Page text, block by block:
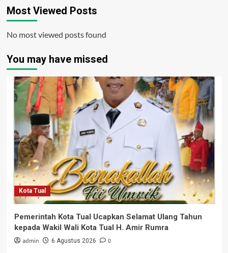
Most Viewed Posts
No most viewed posts found
You may have missed
Kota Tual
Pemerintah Kota Tual Ucapkan Selamat Ulang Tahun
kepada Wakil Wali Kota Tual H. Amir Rumra
admin 6 Agustus 2026 0